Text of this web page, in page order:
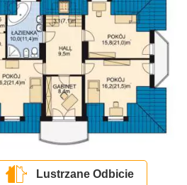
Lustrzane Odbicie